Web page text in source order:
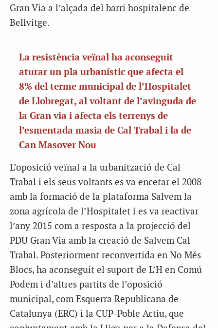
Gran Via a l’alçada del barri hospitalenc de
Bellvitge.
La resistència veïnal ha aconseguit
aturar un pla urbanístic que afecta el
8% del terme municipal de l’Hospitalet
de Llobregat, al voltant de l’avinguda de
la Gran via i afecta els terrenys de
l’esmentada masia de Cal Trabal i la de
Can Masover Nou
L’oposició veïnal a la urbanització de Cal
Trabal i els seus voltants es va encetar el 2008
amb la formació de la plataforma Salvem la
zona agrícola de l’Hospitalet i es va reactivar
l’any 2015 com a resposta a la projecció del
PDU Gran Via amb la creació de Salvem Cal
Trabal. Posteriorment reconvertida en No Més
Blocs, ha aconseguit el suport de L’H en Comú
Podem i d’altres partits de l’oposició
municipal, com Esquerra Republicana de
Catalunya (ERC) i la CUP-Poble Actiu, que